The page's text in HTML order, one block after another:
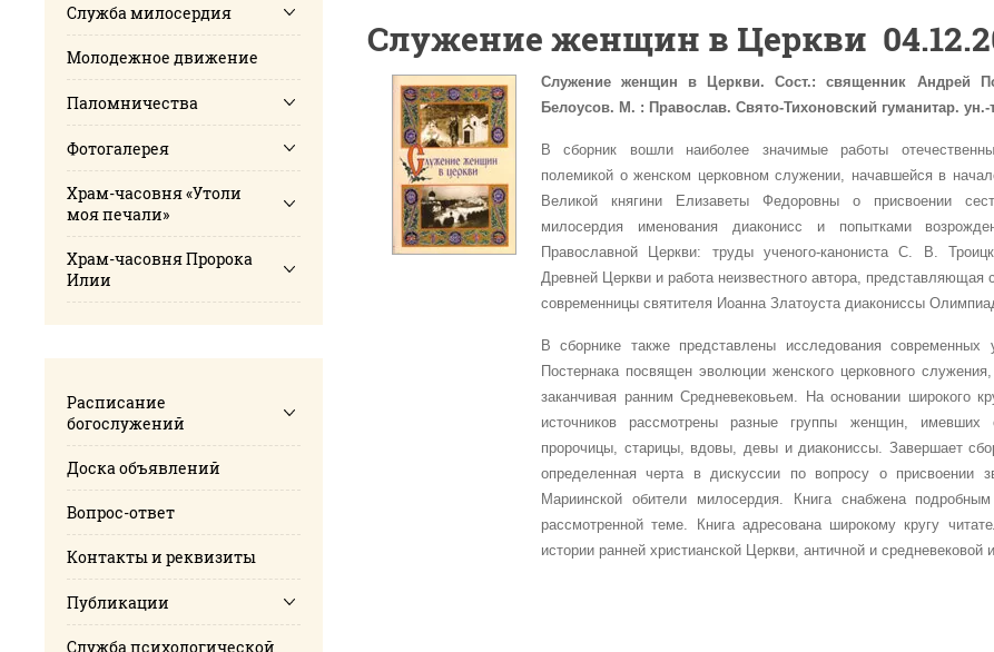
Служба милосердия
Молодежное движение
Паломничества
Фотогалерея
Храм-часовня «Утоли
моя печали»
Храм-часовня Пророка
Илии
Расписание
богослужений
Доска объявлений
Вопрос-ответ
Контакты и реквизиты
Публикации
Cлужба психологической
Служение женщин в Церкви
Служение женщин в Церкви. Сост.: священник Андрей
Белоусов. М. : Православ. Свято-Тихоновский гуманитар. ун.-
В сборник вошли наиболее значимые работы
полемикой о женском церковном служении, начавшейся в
Великой княгини Елизаветы Федоровны о присвоении
милосердия именования диаконисс и попытками
Православной Церкви: труды ученого-канониста С. В.
Древней Церкви и работа неизвестного автора, представляющая
современницы святителя Иоанна Златоуста диакониссы
В сборнике также представлены исследования
Постернака посвящен эволюции женского церковного
заканчивая ранним Средневековьем. На основании широкого
источников рассмотрены разные группы женщин, имевших
пророчицы, старицы, вдовы, девы и диакониссы. Завершает
определенная черта в дискуссии по вопросу о присвоении
Мариинской обители милосердия. Книга снабжена
рассмотренной теме. Книга адресована широкому кругу
истории ранней христианской Церкви, античной и средневековой